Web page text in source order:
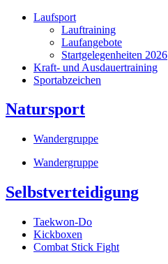
Laufsport
Lauftraining
Laufangebote
Startgelegenheiten 2026
Kraft- und Ausdauertraining
Sportabzeichen
Natursport
Wandergruppe
Wandergruppe
Selbstverteidigung
Taekwon-Do
Kickboxen
Combat Stick Fight